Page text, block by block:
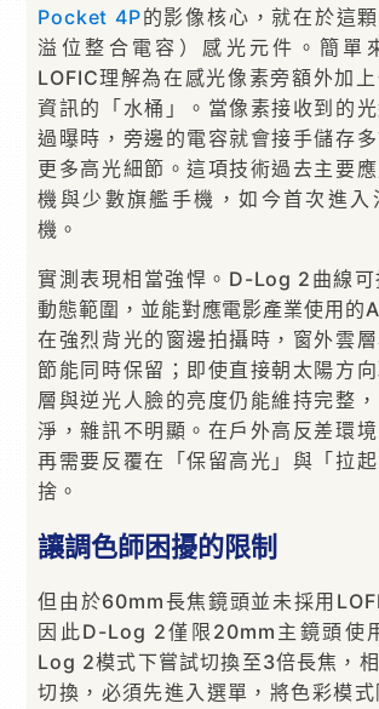
Pocket 4P的影像核心，就在於這
溢位整合電容）感光元件。簡單
LOFIC理解為在感光像素旁額外加
資訊的「水桶」。當像素接收到的
過曝時，旁邊的電容就會接手儲存
更多高光細節。這項技術過去主要
機與少數旗艦手機，如今首次進入
機。
實測表現相當強悍。D-Log 2曲線
動態範圍，並能對應電影產業使用的
在強烈背光的窗邊拍攝時，窗外雲
節能同時保留；即使直接朝太陽方
層與逆光人臉的亮度仍能維持完整
淨，雜訊不明顯。在戶外高反差環
再需要反覆在「保留高光」與「拉
捨。
讓調色師困擾的限制
但由於60mm長焦鏡頭並未採用
因此D-Log 2僅限20mm主鏡頭使
Log 2模式下嘗試切換至3倍長焦，
切換，必須先進入選單，將色彩模